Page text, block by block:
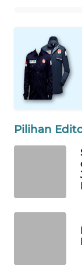
Pilihan
WAHANA
TV
WAHANANEWS
ID
WAHANA